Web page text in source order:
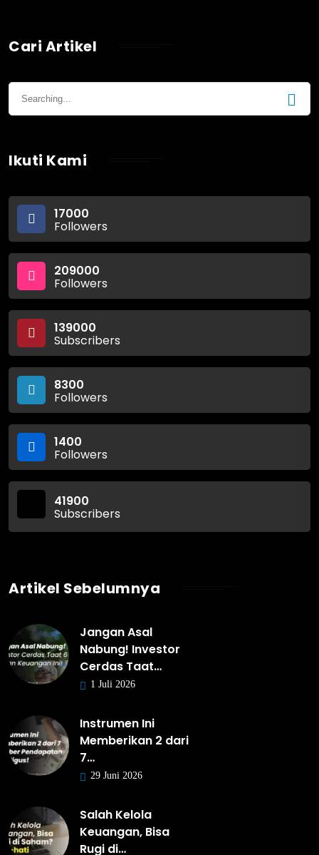
Cari Artikel
Ikuti Kami
17000
Followers
209000
Followers
139000
Subscribers
8300
Followers
1400
Followers
41900
Subscribers
Artikel Sebelumnya
Jangan Asal
Nabung! Investor
Cerdas Taat…
1 Juli 2026
Instrumen Ini
Memberikan 2 dari
7…
29 Juni 2026
Salah Kelola
Keuangan, Bisa
Rugi di…